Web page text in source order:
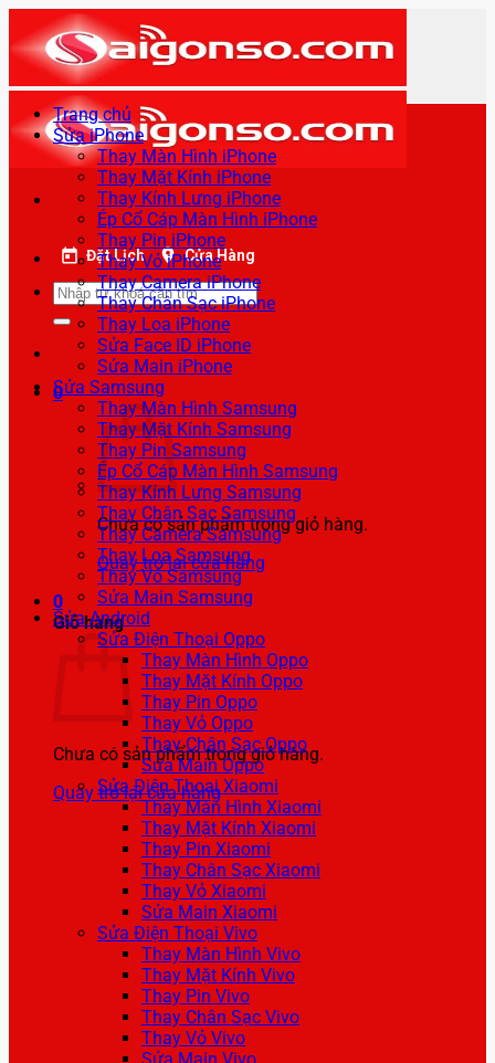
qua
nội
dung
Đặt Lịch Cửa Hàng
Tìm
kiếm:
0
Chưa có sản phẩm trong giỏ hàng.
Quay trở lại cửa hàng
0
Giỏ hàng
Chưa có sản phẩm trong giỏ hàng.
Quay trở lại cửa hàng
Trang chủ
Sửa iPhone
Thay Màn Hình iPhone
Thay Mặt Kính iPhone
Thay Kính Lưng iPhone
Ép Cổ Cáp Màn Hình iPhone
Thay Pin iPhone
Thay Vỏ iPhone
Thay Camera iPhone
Thay Chân Sạc iPhone
Thay Loa iPhone
Sửa Face ID iPhone
Sửa Main iPhone
Sửa Samsung
Thay Màn Hình Samsung
Thay Mặt Kính Samsung
Thay Pin Samsung
Ép Cổ Cáp Màn Hình Samsung
Thay Kính Lưng Samsung
Thay Chân Sạc Samsung
Thay Camera Samsung
Thay Loa Samsung
Thay Vỏ Samsung
Sửa Main Samsung
Sửa Android
Sửa Điện Thoại Oppo
Thay Màn Hình Oppo
Thay Mặt Kính Oppo
Thay Pin Oppo
Thay Vỏ Oppo
Thay Chân Sạc Oppo
Sửa Main Oppo
Sửa Điện Thoại Xiaomi
Thay Màn Hình Xiaomi
Thay Mặt Kính Xiaomi
Thay Pin Xiaomi
Thay Chân Sạc Xiaomi
Thay Vỏ Xiaomi
Sửa Main Xiaomi
Sửa Điện Thoại Vivo
Thay Màn Hình Vivo
Thay Mặt Kính Vivo
Thay Pin Vivo
Thay Chân Sạc Vivo
Thay Vỏ Vivo